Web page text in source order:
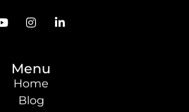
Menu
Home
Blog